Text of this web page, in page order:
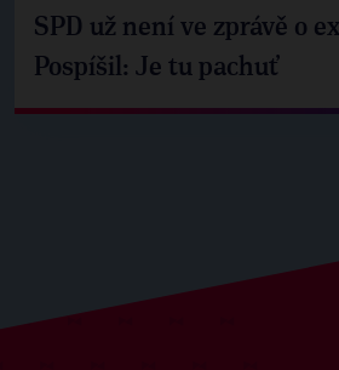
SPD už není ve zprávě o
Pospíšil: Je tu pachuť